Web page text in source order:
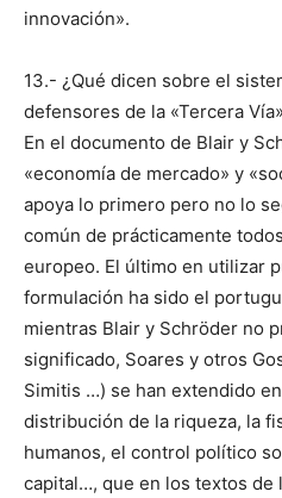
innovación».
13.- ¿Qué dicen sobre el
defensores de la «Tercera
En el documento de Blair y
«economía de mercado» y
apoya lo primero pero no lo
común de prácticamente
europeo. El último en utilizar
formulación ha sido el
mientras Blair y Schröder no
significado, Soares y otros
Simitis …) se han extendido
distribución de la riqueza, la
humanos, el control político
capital…, que en los textos de